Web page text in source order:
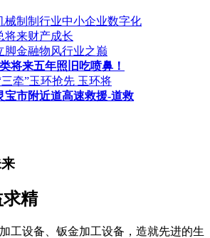
械制制行业中小企业数字化
将来财产成长
脚金融物风行业之巅
将来五年照旧吃喷鼻！
牵”玉环抢先 玉环将
宝市附近道高速救援-道救
精
工设备、钣金加工设备，造就先进的生